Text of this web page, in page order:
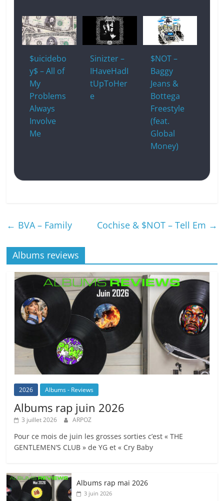
$uicidebo
y$ – All of
My
Problems
Always
Involve
Me
Sinizter –
IHaveHadI
tUpToHer
e
$NOT –
Baggy
Jeans &
Bottega
Freestyle
(feat.
Global
Money)
← BVA – Family Cochise & $NOT – Tell Em →
Albums reviews
2026 Albums - Reviews
Albums rap juin 2026
3 juillet 2026 ARPOZ
Pour ce mois de juin les grosses sorties c’est « THE
GENTLEMEN’S CLUB » de YG et « Cry Baby
Albums rap mai 2026
3 juin 2026